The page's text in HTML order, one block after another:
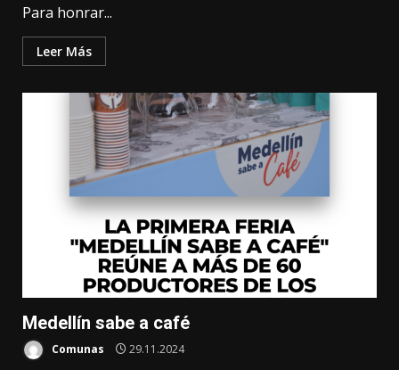
Para honrar...
Leer Más
Medellín sabe a café
Comunas 29.11.2024